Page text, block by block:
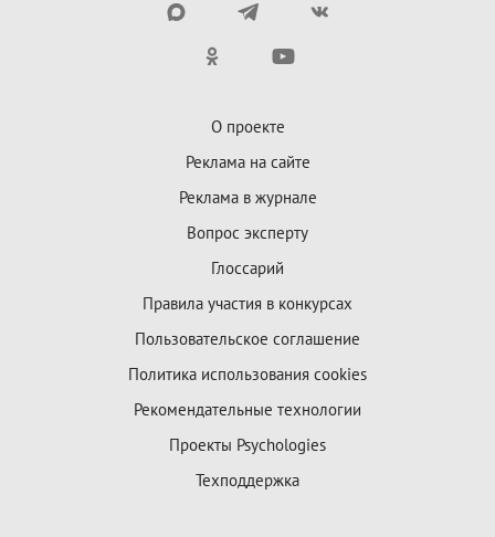
О проекте
Реклама на сайте
Реклама в журнале
Вопрос эксперту
Глоссарий
Правила участия в конкурсах
Пользовательское соглашение
Политика использования cookies
Рекомендательные технологии
Проекты Psychologies
Техподдержка